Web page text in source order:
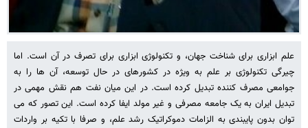
علم ابزاری برای شناخت جهان، و تکنولوژی ابزاری برای تصرف در آن است. اما
چیرگی تکنولوژی بر علم به ویژه در کشورهای در حال توسعه، آن ها را به
جوامعی مصرف کننده تبدیل کرده است. در این میان نفت هم نقش مهمی در
تبدیل ایران به یک جامعه مصرفی و غیر مولد ایفا کرده است. این تصور که می
توان بدون پایبندی به الزامات دموکراتیک رشد علم، و صرفا با تکیه بر واردات